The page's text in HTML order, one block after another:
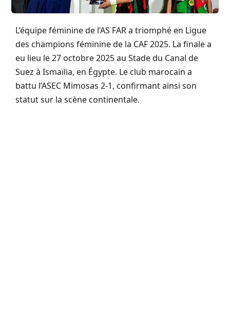
L’équipe féminine de l’AS FAR a triomphé en Ligue
des champions féminine de la CAF 2025. La finale a
eu lieu le 27 octobre 2025 au Stade du Canal de
Suez à Ismaïlia, en Égypte. Le club marocain a
battu l’ASEC Mimosas 2-1, confirmant ainsi son
statut sur la scène continentale.